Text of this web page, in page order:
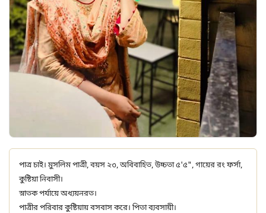
পাত্র চাই। মুসলিম পাত্রী, বয়স ২৩, অবিবাহিত, উচ্চতা ৫'৫", গায়ের রং ফর্সা,
কুষ্টিয়া নিবাসী।
স্নাতক পর্যায়ে অধ্যয়নরত।
পাত্রীর পরিবার কুষ্টিয়ায় বসবাস করে। পিতা ব্যবসায়ী।